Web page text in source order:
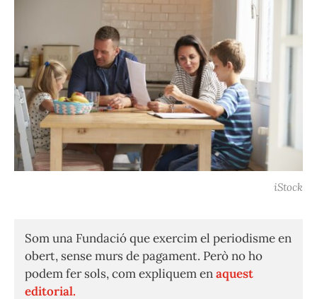
iStock
Som una Fundació que exercim el periodisme en
obert, sense murs de pagament. Però no ho
podem fer sols, com expliquem enaquest
editorial.